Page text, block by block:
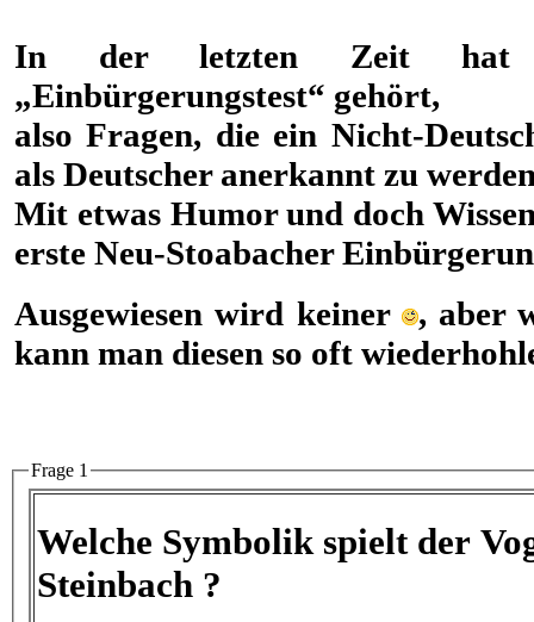
In der letzten Zeit
„Einbürgerungstest“ gehört,
also Fragen, die ein Nicht-
als Deutscher anerkannt zu
Mit etwas Humor und doch
erste Neu-Stoabacher
Ausgewiesen wird keiner
, aber
kann man diesen so oft
Frage 1
Welche Symbolik spielt der Vogel im
Steinbach ?